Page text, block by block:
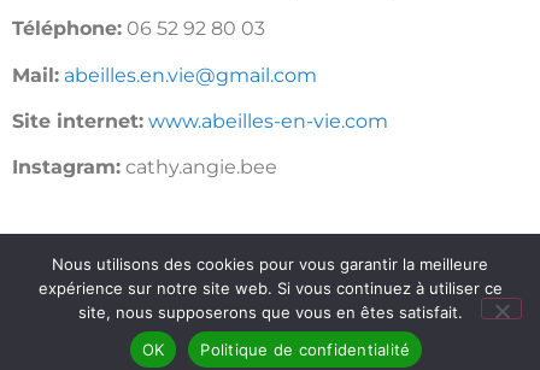
Téléphone: 06 52 92 80 03
Mail: abeilles.en.vie@gmail.com
Site internet: www.abeilles-en-vie.com
Instagram: cathy.angie.bee
Nous utilisons des cookies pour vous garantir la meilleure
expérience sur notre site web. Si vous continuez à utiliser ce
site, nous supposerons que vous en êtes satisfait.
OK
Politique de confidentialité